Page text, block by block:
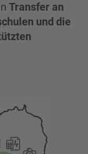
Transfer an
und die